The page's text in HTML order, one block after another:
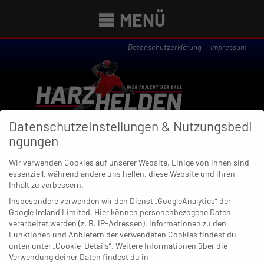
MENÜ
Datenschutzerklärung Impressum
Newsübersicht
26. SEPTEMBER 2021
Verrückter Abend: Essen nimmt
nächste hohe Hürde
Datenschutzeinstellungen & Nutzungsbedi
ngungen
Wir verwenden Cookies auf unserer Website. Einige von ihnen sind
essenziell, während andere uns helfen, diese Website und ihren
Inhalt zu verbessern.
Insbesondere verwenden wir den Dienst „GoogleAnalytics“ der
Google Ireland Limited. Hier können personenbezogene Daten
verarbeitet werden (z. B. IP-Adressen). Informationen zu den
Funktionen und Anbietern der verwendeten Cookies findest du
unten unter „Cookie-Details“. Weitere Informationen über die
Verwendung deiner Daten findest du in